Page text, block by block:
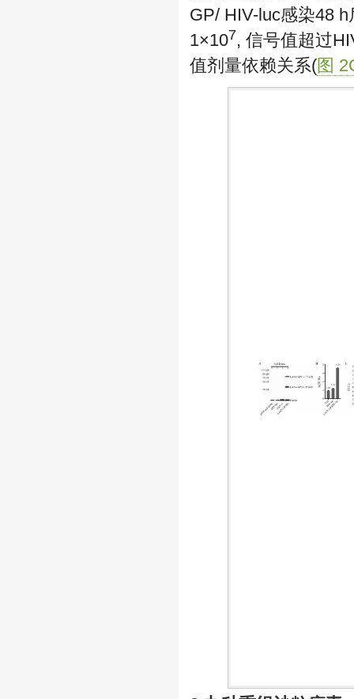
GP/ HIV-luc感染48
1×107, 信号值超过
值剂量依赖关系(图